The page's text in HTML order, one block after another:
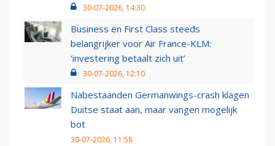
30-07-2026, 14:30
Business en First Class steeds
belangrijker voor Air France-KLM:
‘investering betaalt zich uit’
30-07-2026, 12:10
Nabestaanden Germanwings-crash klagen
Duitse staat aan, maar vangen mogelijk
bot
30-07-2026, 11:58